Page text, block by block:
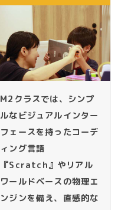
M2クラスでは、シンプ
ルなビジュアルインター
フェースを持ったコーデ
ィング言語
『Scratch』やリアル
ワールドベースの物理エ
ンジンを備え、直感的な